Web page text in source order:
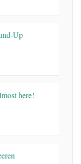
Up
here!